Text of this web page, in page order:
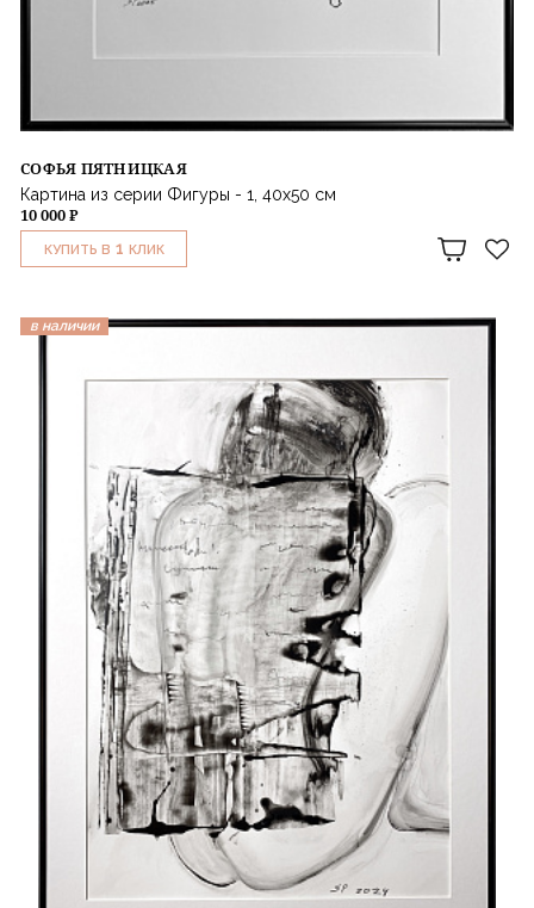
СОФЬЯ ПЯТНИЦКАЯ
Картина из серии Фигуры - 1, 40х50 см
10 000 ₽
КУПИТЬ В 1 КЛИК
в наличии